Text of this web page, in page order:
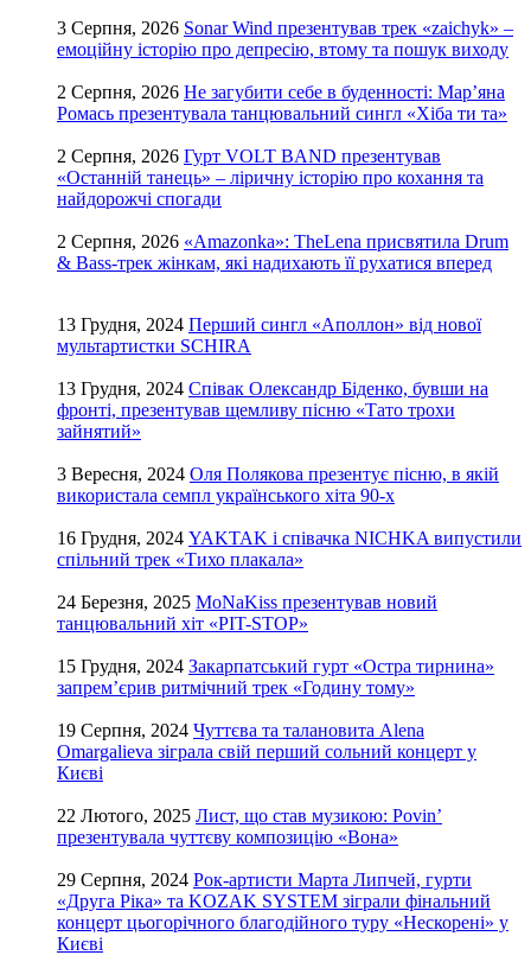
3 Серпня, 2026 Sonar Wind презентував трек «zaichyk» –
емоційну історію про депресію, втому та пошук виходу
2 Серпня, 2026 Не загубити себе в буденності: Мар’яна
Ромась презентувала танцювальний сингл «Хіба ти та»
2 Серпня, 2026 Гурт VOLT BAND презентував
«Останній танець» – ліричну історію про кохання та
найдорожчі спогади
2 Серпня, 2026 «Amazonka»: TheLena присвятила Drum
& Bass-трек жінкам, які надихають її рухатися вперед
13 Грудня, 2024 Перший сингл «Аполлон» від нової
мультартистки SCHIRA
13 Грудня, 2024 Співак Олександр Біденко, бувши на
фронті, презентував щемливу пісню «Тато трохи
зайнятий»
3 Вересня, 2024 Оля Полякова презентує пісню, в якій
використала семпл українського хіта 90-х
16 Грудня, 2024 YAKTAK і співачка NICHKA випустили
спільний трек «Тихо плакала»
24 Березня, 2025 MoNaKiss презентував новий
танцювальний хіт «PIT-STOP»
15 Грудня, 2024 Закарпатський гурт «Остра тирнина»
запрем’єрив ритмічний трек «Годину тому»
19 Серпня, 2024 Чуттєва та талановита Alena
Omargalieva зіграла свій перший сольний концерт у
Києві
22 Лютого, 2025 Лист, що став музикою: Povin’
презентувала чуттєву композицію «Вона»
29 Серпня, 2024 Рок-артисти Марта Липчей, гурти
«Друга Ріка» та KOZAK SYSTEM зіграли фінальний
концерт цьогорічного благодійного туру «Нескорені» у
Києві